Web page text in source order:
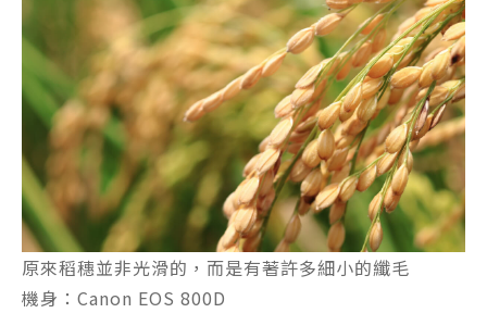
原來稻穗並非光滑的，而是有著許多細小的纖毛
機身：Canon EOS 800D